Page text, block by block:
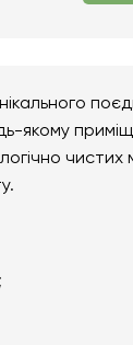
чистих